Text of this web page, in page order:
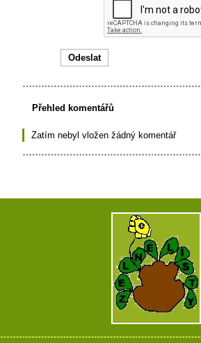
Přehled komentářů
Zatím nebyl vložen žádný komentář